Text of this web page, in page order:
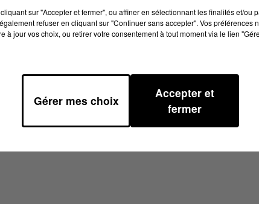
2024 À 08H00
sur "Accepter et fermer", ou affiner en sélectionnant les finalités et/ou
refuser en cliquant sur "Continuer sans accepter". Vos préférences
à jour vos choix, ou retirer votre consentement à tout moment via le lien
Gérer mes choix
Accepter et
fermer